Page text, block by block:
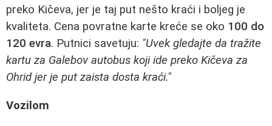
preko Kičeva, jer je taj put nešto kraći i boljeg je
kvaliteta. Cena povratne karte kreće se oko 100 do
120 evra. Putnici savetuju: "Uvek gledajte da tražite
kartu za Galebov autobus koji ide preko Kičeva za
Ohrid jer je put zaista dosta kraći."
Vozilom